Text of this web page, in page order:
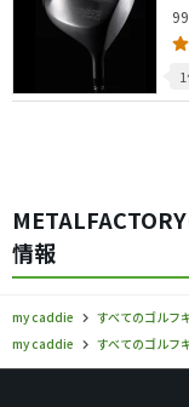
情報
my caddie すべてのゴルフ
my caddie
すべてのゴルフ